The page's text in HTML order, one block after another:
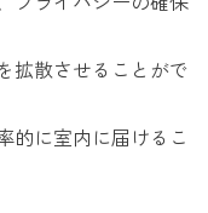
拡散させることがで
的に室内に届けるこ